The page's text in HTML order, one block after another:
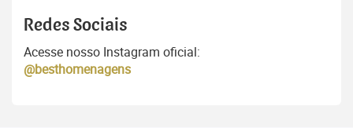
Redes Sociais
Acesse nosso Instagram oficial:
@besthomenagens